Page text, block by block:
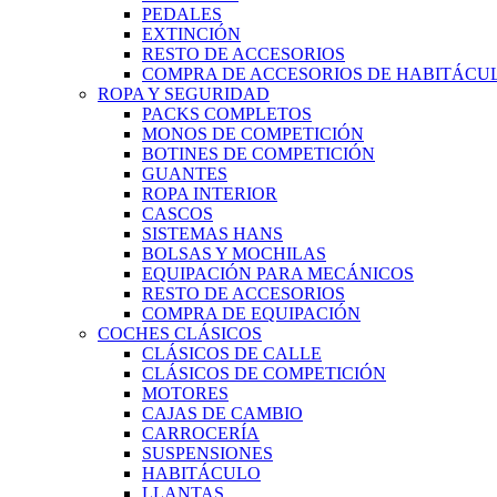
PEDALES
EXTINCIÓN
RESTO DE ACCESORIOS
COMPRA DE ACCESORIOS DE
ROPA Y SEGURIDAD
PACKS COMPLETOS
MONOS DE COMPETICIÓN
BOTINES DE COMPETICIÓN
GUANTES
ROPA INTERIOR
CASCOS
SISTEMAS HANS
BOLSAS Y MOCHILAS
EQUIPACIÓN PARA MECÁNICOS
RESTO DE ACCESORIOS
COMPRA DE EQUIPACIÓN
COCHES CLÁSICOS
CLÁSICOS DE CALLE
CLÁSICOS DE COMPETICIÓN
MOTORES
CAJAS DE CAMBIO
CARROCERÍA
SUSPENSIONES
HABITÁCULO
LLANTAS